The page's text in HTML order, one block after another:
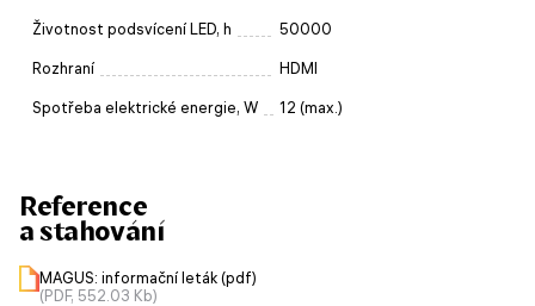
Životnost podsvícení LED, h 50000
Rozhraní HDMI
Spotřeba elektrické energie, W 12 (max.)
Reference
a stahování
MAGUS: informační leták (pdf)
(PDF, 552.03 Kb)